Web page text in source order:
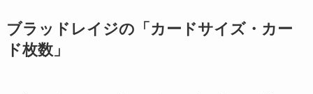
ブラッドレイジの「カードサイズ・カー
ド枚数」